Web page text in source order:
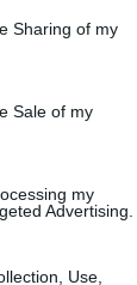
Sharing of my
Sale of my
my
Advertising.
Use,